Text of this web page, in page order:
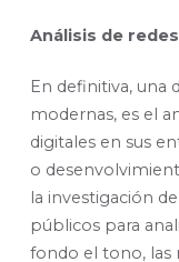
Análisis de
En definitiva, una
modernas, es el
digitales en sus
o
la investigación
públicos para
fondo el tono, las